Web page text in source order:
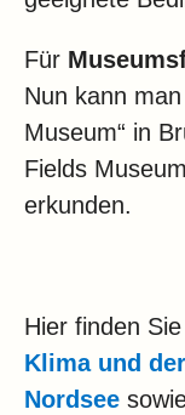
Für
Nun kann
Museum“ in
Fields
erkunden.
Hier finden
Klima und
Nordsee